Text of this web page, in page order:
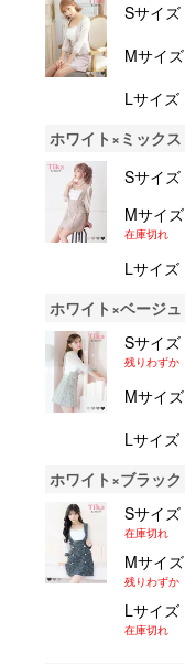
Sサイズ
Mサイズ
Lサイズ
ホワイト×ミックス
Sサイズ
Mサイズ
在庫切れ
Lサイズ
ホワイト×ベージュ
Sサイズ
残りわずか
Mサイズ
Lサイズ
ホワイト×ブラック
Sサイズ
在庫切れ
Mサイズ
残りわずか
Lサイズ
在庫切れ